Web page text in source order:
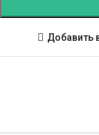
Добавить